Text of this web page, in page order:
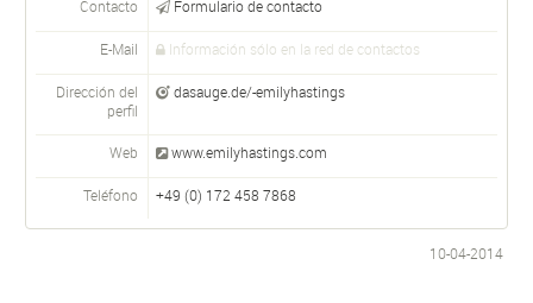
Contacto Formulario de contacto
E-Mail Información sólo en la red de contactos
Dirección del
perfil
dasauge.de/-emilyhastings
Web www.emilyhastings.com
Teléfono +49 (0) 172 458 7868
10-04-2014